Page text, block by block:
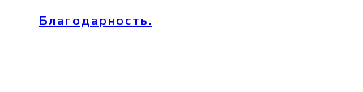
Благодарность.